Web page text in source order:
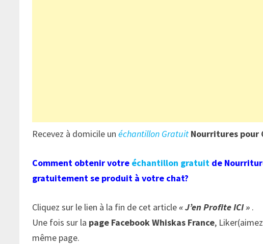
Recevez à domicile unéchantillon Gratuit Nourritures pour
Comment obtenir votre échantillon gratuit de
gratuitement se produit à votre chat?
Cliquez sur le lien à la fin de cet article« J’en Profite ICI » .
Une fois sur la page Facebook Whiskas France,
même page.